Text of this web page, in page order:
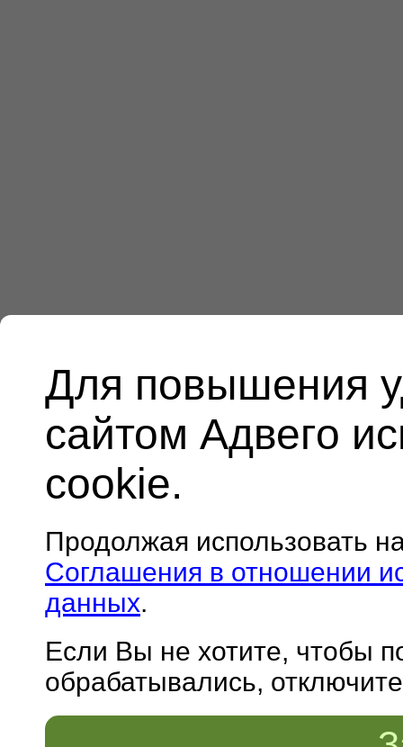
Для повышения
сайтом Адвего
cookie.
Продолжая использовать
Соглашения в отношении
данных.
Если Вы не хотите, чтобы
обрабатывались,